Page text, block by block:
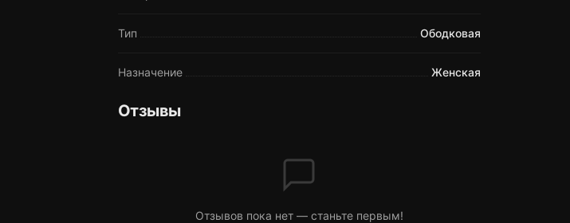
Тип Ободковая
Назначение Женская
Отзывы
Отзывов пока нет — станьте первым!